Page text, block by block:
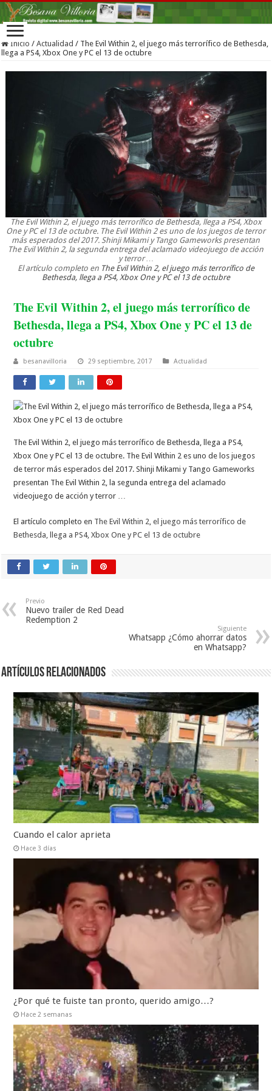
Inicio / Actualidad / The Evil Within 2, el juego más terrorífico de Bethesda,
llega a PS4, Xbox One y PC el 13 de octubre
The Evil Within 2, el juego más terrorífico de Bethesda, llega a PS4, Xbox
One y PC el 13 de octubre. The Evil Within 2 es uno de los juegos de terror
más esperados del 2017. Shinji Mikami y Tango Gameworks presentan
The Evil Within 2, la segunda entrega del aclamado videojuego de acción
y terror …
El artículo completo en The Evil Within 2, el juego más terrorífico de
Bethesda, llega a PS4, Xbox One y PC el 13 de octubre
The Evil Within 2, el juego más terrorífico de
Bethesda, llega a PS4, Xbox One y PC el 13 de
octubre
besanavilloria 29 septiembre, 2017 Actualidad
The Evil Within 2, el juego más terrorífico de Bethesda, llega a PS4,
Xbox One y PC el 13 de octubre. The Evil Within 2 es uno de los juegos
de terror más esperados del 2017. Shinji Mikami y Tango Gameworks
presentan The Evil Within 2, la segunda entrega del aclamado
videojuego de acción y terror …
El artículo completo en The Evil Within 2, el juego más terrorífico de
Bethesda, llega a PS4, Xbox One y PC el 13 de octubre
Previo
Nuevo trailer de Red Dead
Redemption 2
Siguiente
Whatsapp ¿Cómo ahorrar datos
en Whatsapp?
Artículos relacionados
Cuando el calor aprieta
Hace 3 días
¿Por qué te fuiste tan pronto, querido amigo…?
Hace 2 semanas